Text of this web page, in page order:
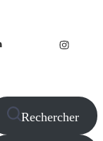
Rechercher